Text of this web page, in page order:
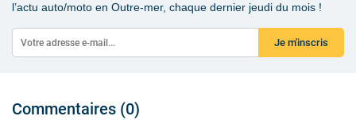
l’actu auto/moto en Outre-mer, chaque dernier jeudi du mois !
Je m'inscris
Commentaires (0)